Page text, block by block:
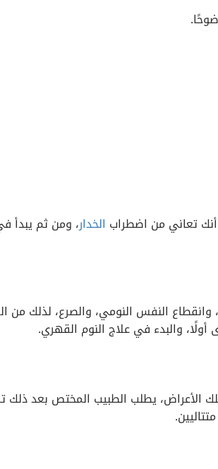
تعاني من اضطراب الخدار، ومن ثم يبدأ
، وانقطاع النفس النومي، والصرع، لذلك من
أولًا، والبدء في علاج النوم القهري.
الأعراض، يطلب الطبيب المختص بعد ذلك